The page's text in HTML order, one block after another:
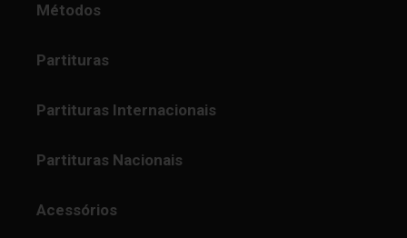
Métodos
Partituras
Partituras Internacionais
Partituras Nacionais
Acessórios